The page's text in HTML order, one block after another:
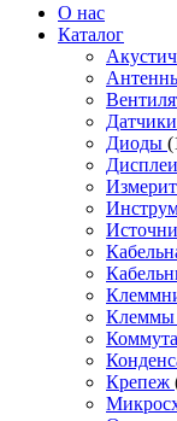
О нас
Каталог
Датчики
Диоды
Дисплеи
Клеммы
Крепеж